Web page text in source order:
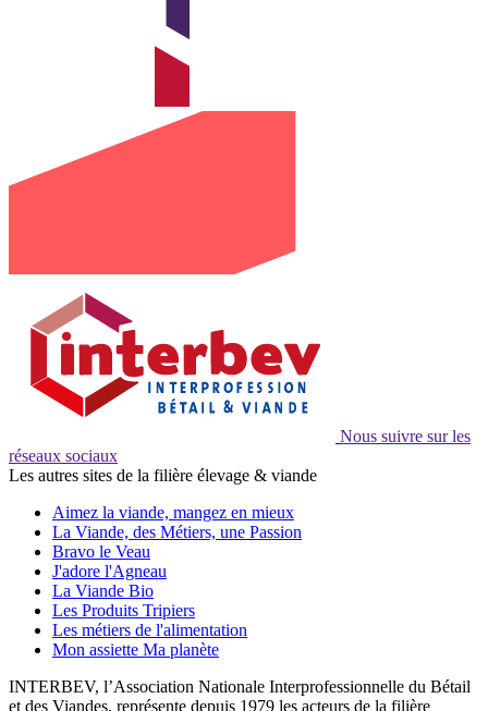
Nous suivre sur les
réseaux sociaux
Les autres sites de la filière élevage & viande
Aimez la viande, mangez en mieux
La Viande, des Métiers, une Passion
Bravo le Veau
J'adore l'Agneau
La Viande Bio
Les Produits Tripiers
Les métiers de l'alimentation
Mon assiette Ma planète
INTERBEV, l’Association Nationale Interprofessionnelle du Bétail
et des Viandes, représente depuis 1979 les acteurs de la filière